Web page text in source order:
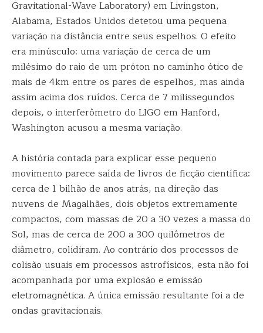
Gravitational-Wave Laboratory) em Livingston,
Alabama, Estados Unidos detetou uma pequena
variação na distância entre seus espelhos. O efeito
era minúsculo: uma variação de cerca de um
milésimo do raio de um próton no caminho ótico de
mais de 4km entre os pares de espelhos, mas ainda
assim acima dos ruídos. Cerca de 7 milissegundos
depois, o interferômetro do LIGO em Hanford,
Washington acusou a mesma variação.
A história contada para explicar esse pequeno
movimento parece saída de livros de ficção científica:
cerca de 1 bilhão de anos atrás, na direção das
nuvens de Magalhães, dois objetos extremamente
compactos, com massas de 20 a 30 vezes a massa do
Sol, mas de cerca de 200 a 300 quilômetros de
diâmetro, colidiram. Ao contrário dos processos de
colisão usuais em processos astrofísicos, esta não foi
acompanhada por uma explosão e emissão
eletromagnética. A única emissão resultante foi a de
ondas gravitacionais.